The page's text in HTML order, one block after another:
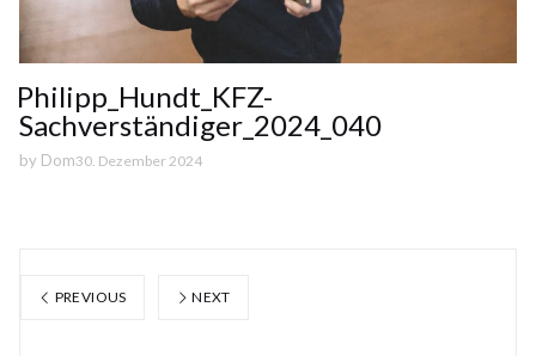
Philipp_Hundt_KFZ-
Sachverständiger_2024_040
by Dom30. Dezember 2024
PREVIOUS NEXT